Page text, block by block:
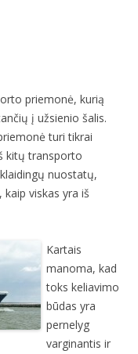
priemonė, kurią
į užsienio šalis.
turi tikrai
kitų transporto
nuostatų,
viskas yra iš
Kartais
manoma, kad
toks keliavimo
būdas yra
pernelyg
varginantis ir